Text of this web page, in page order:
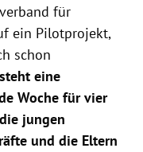
für
ein Pilotprojekt,
schon
eine
Woche für vier
jungen
und die Eltern